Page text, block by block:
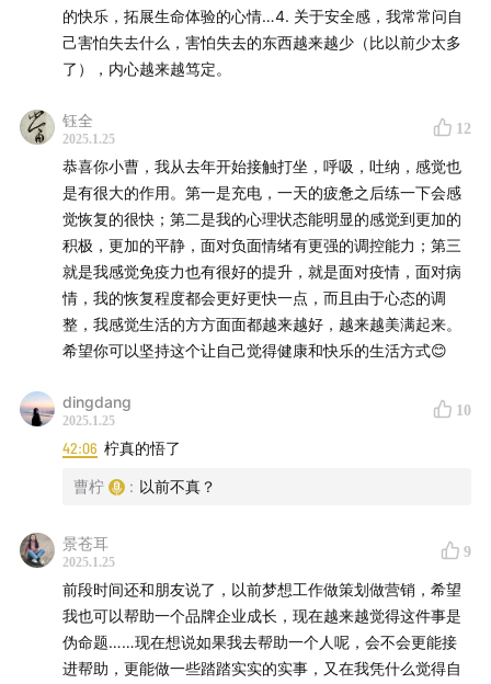
很多人不知道自己特别累
休息是需要学习的
37:15大堵车摩的后座上的冥想者
拖延症的深层根源
不自觉陷入基于生产力视角的自我评价
金钱不应是安全感的唯一来源
52:12感受幸福的标准：起床困难吗
55:12 控制感的新理解
在桌上蹦迪的无我时刻
从认知科学解读先秦思想
67:01 依靠痛觉帮助自我觉知，牙疼、 踩钉板、光脚徒步
萨古鲁的业力说：修行是无法教授的
Don’t say MY
的快乐，拓展生命体验的心情…4. 关于安全感，我常常问自
己害怕失去什么，害怕失去的东西越来越少（比以前少太多
了），内心越来越笃定。
钰全
2025.1.25
12
恭喜你小曹，我从去年开始接触打坐，呼吸，吐纳，感觉也
是有很大的作用。第一是充电，一天的疲惫之后练一下会感
觉恢复的很快；第二是我的心理状态能明显的感觉到更加的
积极，更加的平静，面对负面情绪有更强的调控能力；第三
就是我感觉免疫力也有很好的提升，就是面对疫情，面对病
情，我的恢复程度都会更好更快一点，而且由于心态的调
整，我感觉生活的方方面面都越来越好，越来越美满起来。
希望你可以坚持这个让自己觉得健康和快乐的生活方式😊
dingdang
2025.1.25
10
42:06 柠真的悟了
曹柠 : 以前不真？
景苍耳
2025.1.25
9
前段时间还和朋友说了，以前梦想工作做策划做营销，希望
我也可以帮助一个品牌企业成长，现在越来越觉得这件事是
伪命题……现在想说如果我去帮助一个人呢，会不会更能接
进帮助，更能做一些踏踏实实的实事，又在我凭什么觉得自